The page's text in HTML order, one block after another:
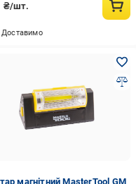
₴/шт.
Доставимо
магнітний MasterTool GM